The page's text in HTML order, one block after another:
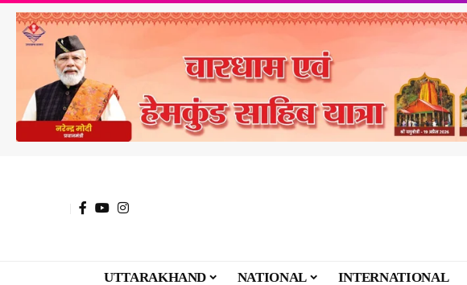
UTTARAKHAND NATIONAL INTERNATIONAL